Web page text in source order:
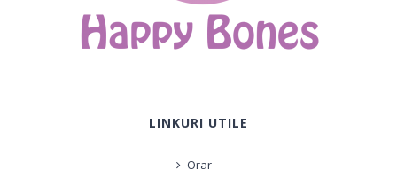
LINKURI UTILE
Orar